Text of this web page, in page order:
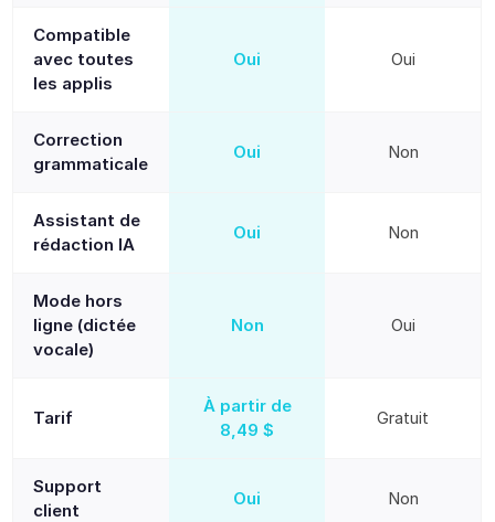
Compatible
avec toutes
les applis
Oui Oui
Correction
grammaticale
Oui Non
Assistant de
rédaction IA
Oui Non
Mode hors
ligne (dictée
vocale)
Non Oui
Tarif
À partir de
8,49 $
Gratuit
Support
client
Oui Non